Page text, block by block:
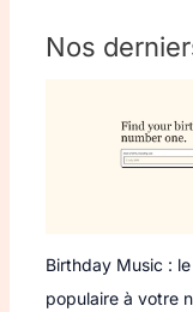
Nos
Birthday Music :
populaire à votre